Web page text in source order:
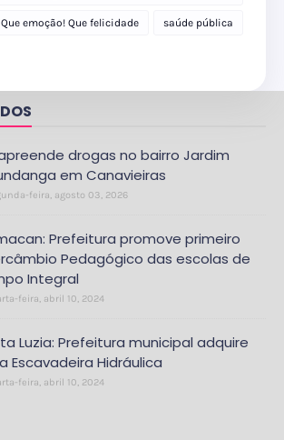
Que emoção! Que felicidade saúde pública
drogas no bairro Jardim
em Canavieiras
feira, agosto 03, 2026
Prefeitura promove primeiro
Pedagógico das escolas de
Integral
feira, abril 10, 2024
Luzia: Prefeitura municipal adquire
Escavadeira Hidráulica
feira, abril 10, 2024